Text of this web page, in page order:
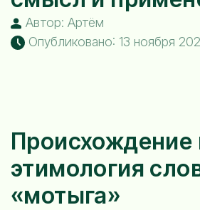
Автор: Артём
Опубликовано: 13 ноября
Происхождение
этимология
«мотыга»